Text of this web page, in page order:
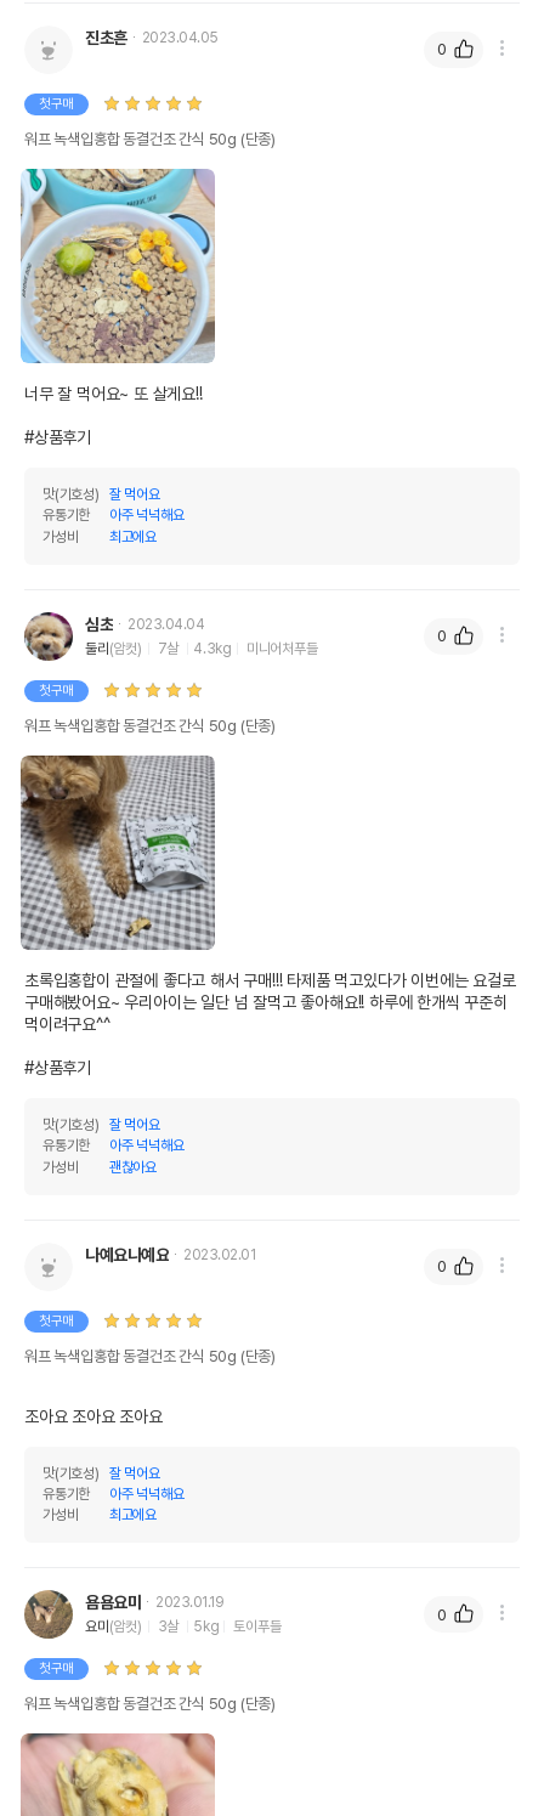
품명 및 모델명
워프 녹색입홍합 동결건조 간식 50g
모아보기
법에 의한 인증,허가 등을
받았음을 확인할수 있는
상품상세설명 참조
제조국 또는 원산지
제조자,수입품의 경우
수입자를 함께 표기
AS책임자와 전화번호
또는 소비자상담 관련
전화번호
유통기한
유통기한이 최소 2026.12.04이거나 그
이후인 상품이 출고됩니다.
진초흔 2023.04.05
첫구매
워프 녹색입홍합 동결건조 간식 50g (단종)
너무 잘 먹어요~ 또 살게요!!
#상품후기
맛(기호성)
잘 먹어요
유통기한
아주 넉넉해요
가성비
최고에요
0
심초
2023.04.04
둘리(암컷) 7살 4.3kg 미니어처푸들
첫구매
워프 녹색입홍합 동결건조 간식 50g (단종)
초록입홍합이 관절에 좋다고 해서 구매!!! 타제품 먹고있다가 이번에는 요걸로
구매해봤어요~ 우리아이는 일단 넘 잘먹고 좋아해요!! 하루에 한개씩 꾸준히
먹이려구요^^
#상품후기
맛(기호성)
잘 먹어요
유통기한
아주 넉넉해요
가성비
괜찮아요
0
나예요나예요 2023.02.01
첫구매
워프 녹색입홍합 동결건조 간식 50g (단종)
조아요 조아요 조아요
맛(기호성)
잘 먹어요
유통기한
아주 넉넉해요
가성비
최고에요
0
욤욤요미
2023.01.19
요미 (암컷) 3살 5kg 토이푸들
첫구매
워프 녹색입홍합 동결건조 간식 50g (단종)
0